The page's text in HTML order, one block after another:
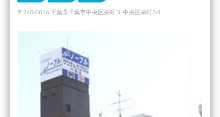
〒260-0016 千葉県千葉市中央区栄町３ 中央区栄町3-1